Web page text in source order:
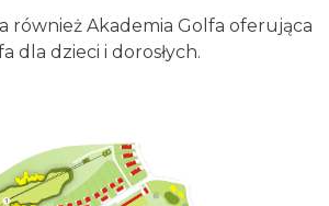
również Akademia Golfa oferująca
dla dzieci i dorosłych.